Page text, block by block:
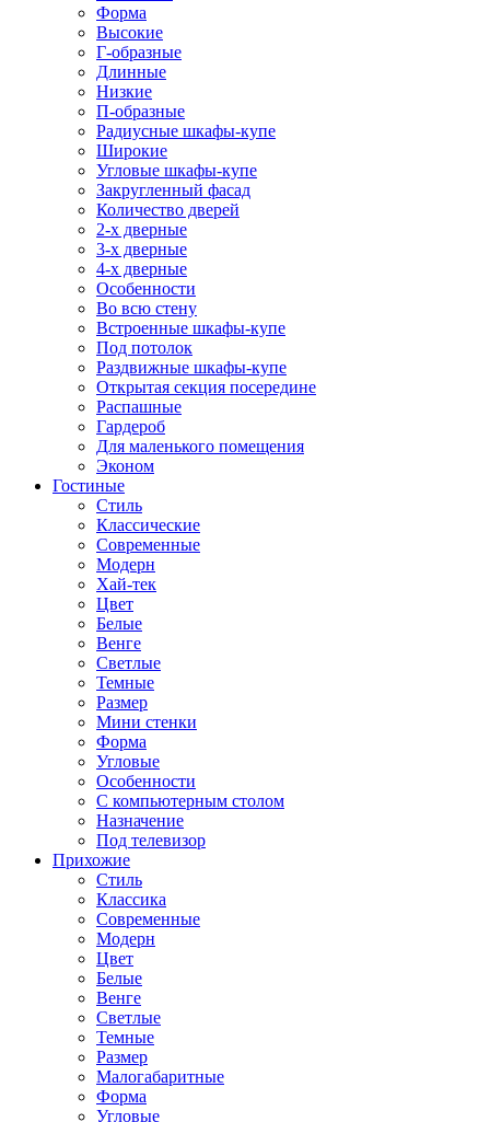
Форма
Высокие
Г-образные
Длинные
Низкие
П-образные
Радиусные шкафы-купе
Широкие
Угловые шкафы-купе
Закругленный фасад
Количество дверей
2-х дверные
3-х дверные
4-х дверные
Особенности
Во всю стену
Встроенные шкафы-купе
Под потолок
Раздвижные шкафы-купе
Открытая секция посередине
Распашные
Гардероб
Для маленького помещения
Эконом
Гостиные
Стиль
Классические
Современные
Модерн
Хай-тек
Цвет
Белые
Венге
Светлые
Темные
Размер
Мини стенки
Форма
Угловые
Особенности
С компьютерным столом
Назначение
Под телевизор
Прихожие
Стиль
Классика
Современные
Модерн
Цвет
Белые
Венге
Светлые
Темные
Размер
Малогабаритные
Форма
Угловые